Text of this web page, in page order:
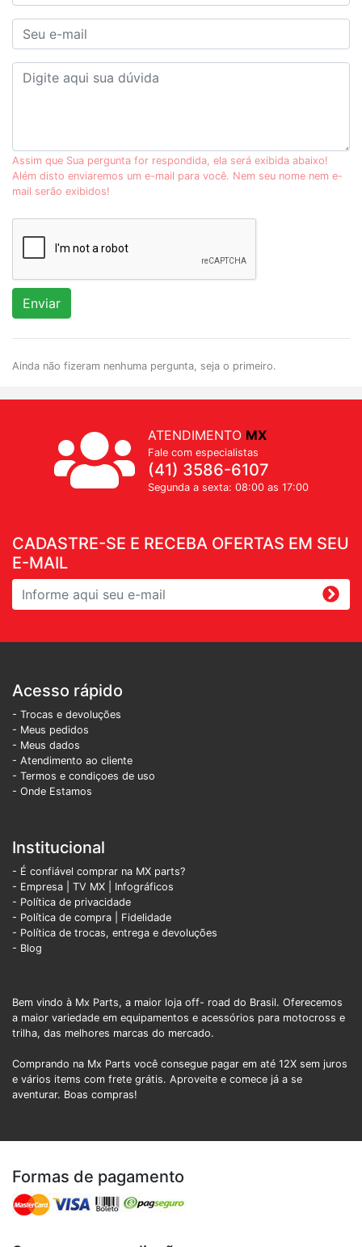
Assim que Sua pergunta for respondida, ela será exibida abaixo!
Além disto enviaremos um e-mail para você. Nem seu nome nem e-
mail serão exibidos!
Enviar
Ainda não fizeram nenhuma pergunta, seja o primeiro.
CADASTRE-SE E RECEBA OFERTAS EM SEU
E-MAIL
ATENDIMENTO MX
Fale com especialistas
(41) 3586-6107
Segunda a sexta: 08:00 as 17:00
Acesso rápido
- Trocas e devoluções
- Meus pedidos
- Meus dados
- Atendimento ao cliente
- Termos e condiçoes de uso
- Onde Estamos
Institucional
- É confiável comprar na MX parts?
- Empresa
TV MX
Infográficos
- Política de privacidade
- Política de compra | Fidelidade
- Política de trocas, entrega e devoluções
- Blog
Bem vindo à Mx Parts, a maior loja off- road do Brasil. Oferecemos
a maior variedade em equipamentos e acessórios para motocross e
trilha, das melhores marcas do mercado.
Comprando na Mx Parts você consegue pagar em até 12X sem juros
e vários items com frete grátis. Aproveite e comece já a se
aventurar. Boas compras!
Formas de pagamento